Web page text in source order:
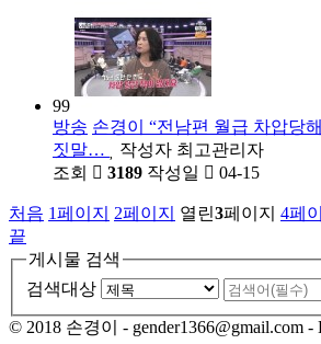
99
방송 손경이 “전남편 월급 차압당
짓말…
작성자 최고관리자
조회
3189 작성일 04-15
처음 1페이지 2페이지 열린3페이지 4페
끝
게시물 검색
검색대상
© 2018 손경이 - gender1366@gmail.com